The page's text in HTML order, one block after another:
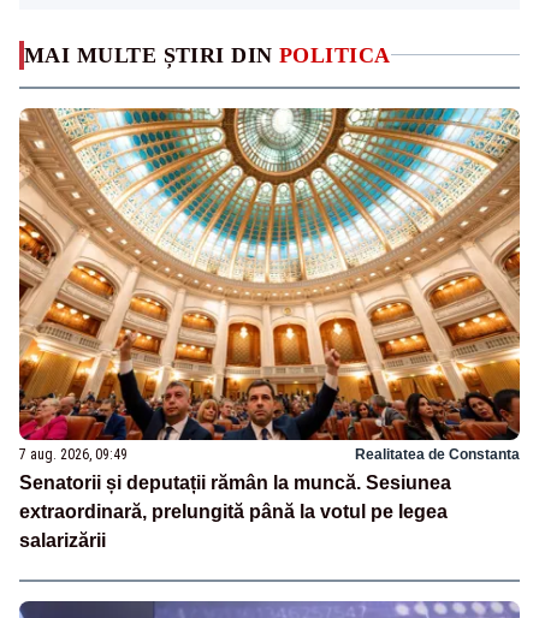
MAI MULTE ȘTIRI DIN POLITICA
7 aug. 2026, 09:49 Realitatea de Constanta
Senatorii și deputații rămân la muncă. Sesiunea
extraordinară, prelungită până la votul pe legea
salarizării